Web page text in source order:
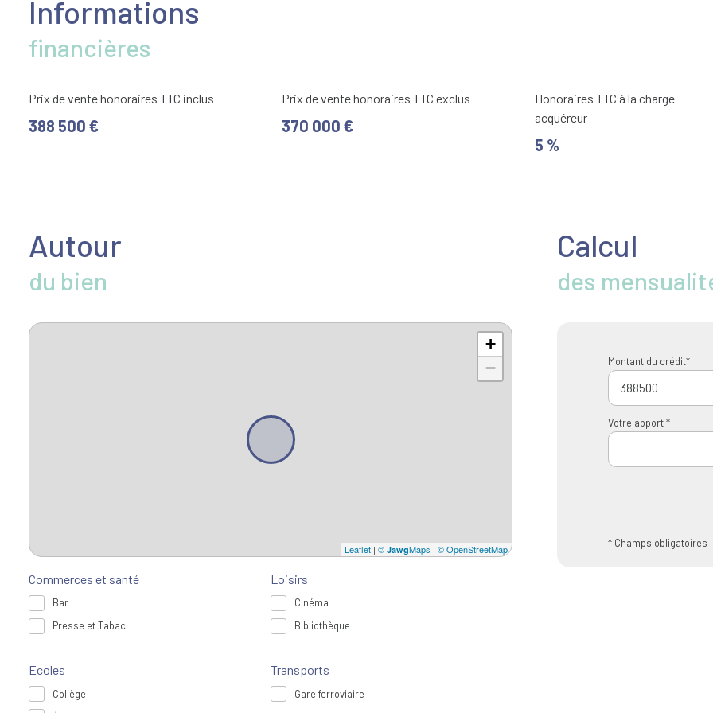
Informations
financières
Prix de vente honoraires TTC inclus
388 500 €
Prix de vente honoraires TTC exclus
370 000 €
Honoraires TTC à la charge
acquéreur
5 %
Autour
du bien
+
−
Leaflet | © JawgMaps | © OpenStreetMap
Commerces et santé
Bar
Presse et Tabac
Loisirs
Cinéma
Bibliothèque
Ecoles
Collège
Transports
Gare ferroviaire
Calcul
des
Montant du crédit*
Votre apport *
* Champs obligatoires